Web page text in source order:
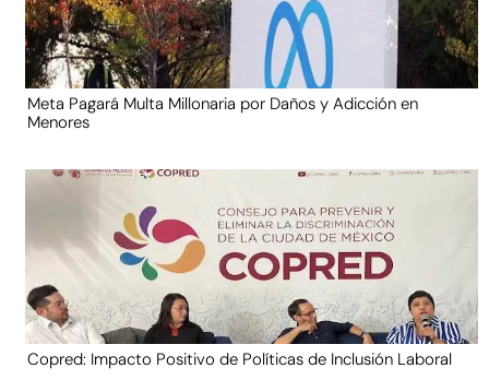
Meta Pagará Multa Millonaria por Daños y Adicción en
Menores
Copred: Impacto Positivo de Políticas de Inclusión Laboral